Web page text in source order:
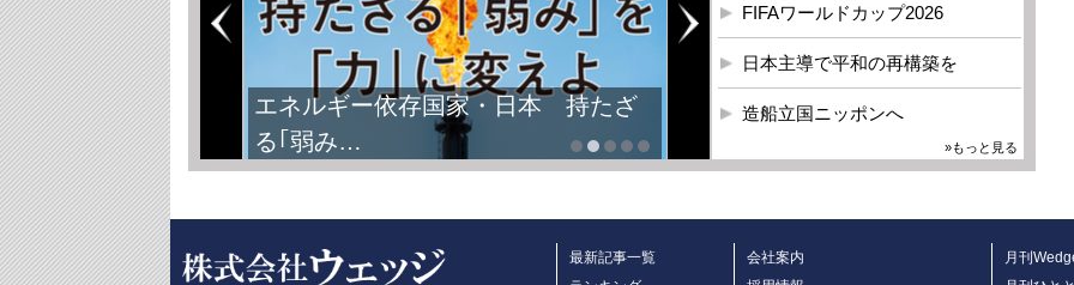
エネルギー依存国家・日本 持たざ
る｢弱み…
FIFAワールドカップ2026
日本主導で平和の再構築を
造船立国ニッポンへ
»もっと見る
最新記事一覧
会社案内
月刊